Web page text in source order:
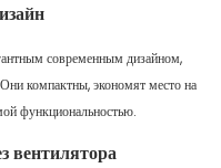
современным дизайном,
компактны, экономят место на
функциональностью.
вентилятора